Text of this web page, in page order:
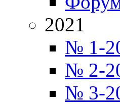
2021
№ 1-
№ 2-
№ 3-